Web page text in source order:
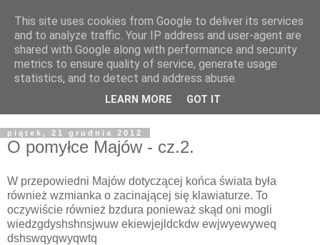
Żyjąc wiarą w REALNYM
świecie
Blog pastora Pawła Bartosika
piątek, 21 grudnia 2012
O pomyłce Majów - cz.2.
W przepowiedni Majów dotyczącej końca świata była
również wzmianka o zacinającej się klawiaturze. To
oczywiście również bzdura ponieważ skąd oni mogli
wiedzgdyshshnsjwuw ekiewjejldckdw ewjwyewyweq
dshswqyqwyqwtq
This site uses cookies from Google to deliver its services
and to analyze traffic. Your IP address and user-agent are
shared with Google along with performance and security
metrics to ensure quality of service, generate usage
statistics, and to detect and address abuse.
LEARN MORE GOT IT